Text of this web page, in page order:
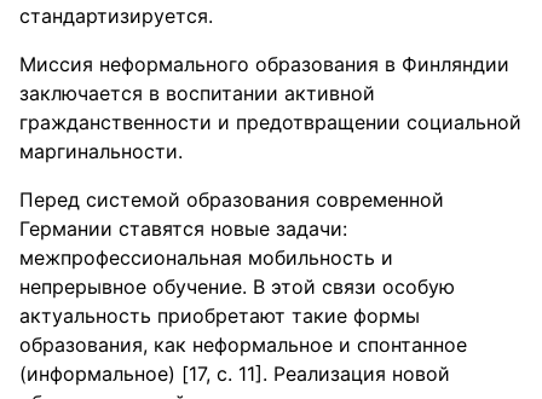
стандартизируется.
Миссия неформального образования в Финляндии
заключается в воспитании активной
гражданственности и предотвращении социальной
маргинальности.
Перед системой образования современной
Германии ставятся новые задачи:
межпрофессиональная мобильность и
непрерывное обучение. В этой связи особую
актуальность приобретают такие формы
образования, как неформальное и спонтанное
(информальное) [17, с. 11]. Реализация новой